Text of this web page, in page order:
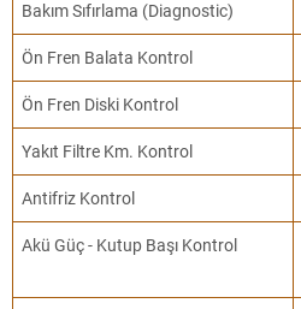
Bakım Sıfırlama (Diagnostic)
Ön Fren Balata Kontrol
Ön Fren Diski Kontrol
Yakıt Filtre Km. Kontrol
Antifriz Kontrol
Akü Güç - Kutup Başı Kontrol